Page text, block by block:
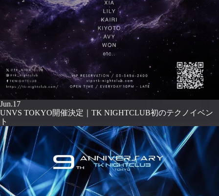
Jun.17
UNVS TOKYO開催決定｜TK NIGHTCLUB初のテクノイベン
ト